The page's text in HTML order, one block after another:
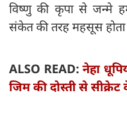
विष्णु की कृपा से जन्मे
संकेत की तरह महसूस होता
ALSO READ: नेहा
जिम की दोस्ती से